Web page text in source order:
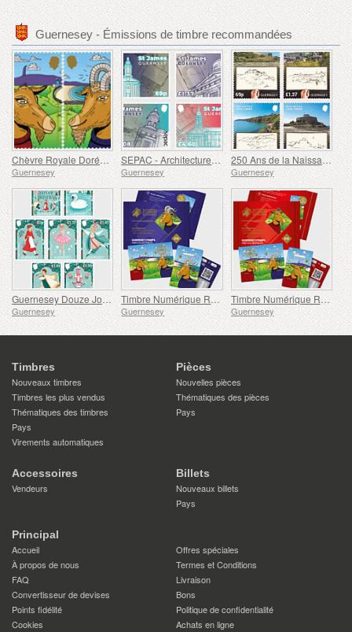
Guernesey - Émissions de timbre recommandées
Chèvre Royale Dorée de Guernesey
Guernesey
SEPAC - Architecture, St James Guernesey
Guernesey
250 Ans de la Naissance de J.M.W. Turner
Guernesey
Guernesey Douze Jours de Noël
Guernesey
Timbre Numérique Royal Doré de Guernesey avec Chèvre
Guernesey
Timbre Numérique Royal Doré de Guernesey avec Chèvre Nounou
Guernesey
Timbres
Nouveaux timbres
Timbres les plus vendus
Thématiques des timbres
Pays
Virements automatiques
Pièces
Nouvelles pièces
Thématiques des pièces
Pays
Accessoires
Vendeurs
Billets
Nouveaux billets
Pays
Principal
Accueil
Offres spéciales
À propos de nous
Termes et Conditions
FAQ
Livraison
Convertisseur de devises
Bons
Points fidélité
Politique de confidentialité
Cookies
Achats en ligne